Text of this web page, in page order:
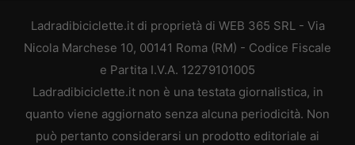
Ladradibiciclette.it di proprietà di WEB 365 SRL - Via
Nicola Marchese 10, 00141 Roma (RM) - Codice Fiscale
e Partita I.V.A. 12279101005
Ladradibiciclette.it non è una testata giornalistica, in
quanto viene aggiornato senza alcuna periodicità. Non
può pertanto considerarsi un prodotto editoriale ai